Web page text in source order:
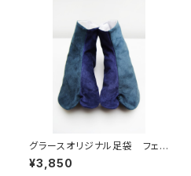
グラースオリジナル足袋 フェイ
クスエード お洒落足袋 バイ
カラー（ネイビー×グリーン）
¥3,850